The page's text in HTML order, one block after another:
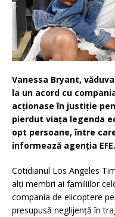
Vanessa Bryant,
la un acord cu
acţionase în justiţie
pierdut viaţa legenda
opt persoane, între
informează agenţia EFE.
Cotidianul Los Angeles
alţi membri ai familiilor
compania de elicoptere
presupusă neglijenţă în